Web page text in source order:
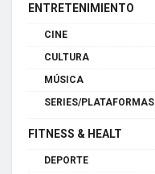
ENTRETENIMIENTO
CINE
CULTURA
MÚSICA
SERIES/PLATAFORMAS
FITNESS & HEALT
DEPORTE